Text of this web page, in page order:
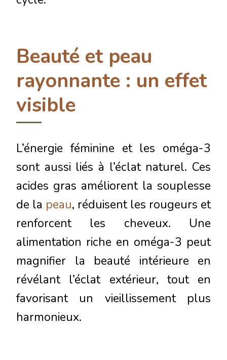
Beauté et peau
rayonnante : un effet
visible
L’énergie féminine et les oméga-3
sont aussi liés à l’éclat naturel. Ces
acides gras améliorent la souplesse
de la peau, réduisent les rougeurs et
renforcent les cheveux. Une
alimentation riche en oméga-3 peut
magnifier la beauté intérieure en
révélant l’éclat extérieur, tout en
favorisant un vieillissement plus
harmonieux.